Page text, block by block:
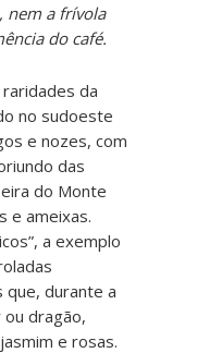
nem a frívola
do café.
da
no sudoeste
e nozes, com
das
do Monte
e ameixas.
a exemplo
que, durante a
dragão,
e rosas.